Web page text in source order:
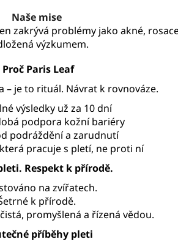
Naše mise
zakrývá problémy jako akné,
výzkumem.
Proč Paris Leaf
– je to rituál. Návrat k rovnováze.
výsledky už za 10 dní
podpora kožní bariéry
podráždění a zarudnutí
pracuje s pletí, ne proti ní
Respekt k přírodě.
na zvířatech.
k přírodě.
promyšlená a řízená vědou.
příběhy pleti